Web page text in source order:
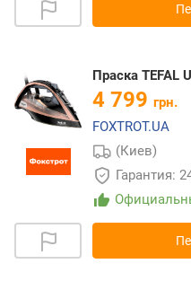
Праска TEFAL
4 799 грн.
FOXTROT.UA
(Киев)
Гарантия: